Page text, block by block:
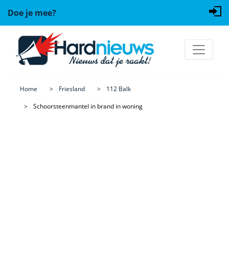
Doe je mee?
Home Friesland
112 Balk
Schoorsteenmantel in brand in woning